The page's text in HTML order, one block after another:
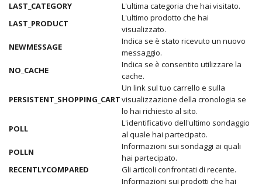
LAST_CATEGORY
L'ultima categoria che hai visitato.
LAST_PRODUCT
L'ultimo prodotto che hai
visualizzato.
NEWMESSAGE
Indica se è stato ricevuto un nuovo
messaggio.
NO_CACHE
Indica se è consentito utilizzare la
cache.
PERSISTENT_SHOPPING_CART
Un link sul tuo carrello e sulla
visualizzazione della cronologia se
lo hai richiesto al sito.
POLL
L'identificativo dell'ultimo sondaggio
al quale hai partecipato.
POLLN
Informazioni sui sondaggi ai quali
hai partecipato.
RECENTLYCOMPARED
Gli articoli confrontati di recente.
Informazioni sui prodotti che hai